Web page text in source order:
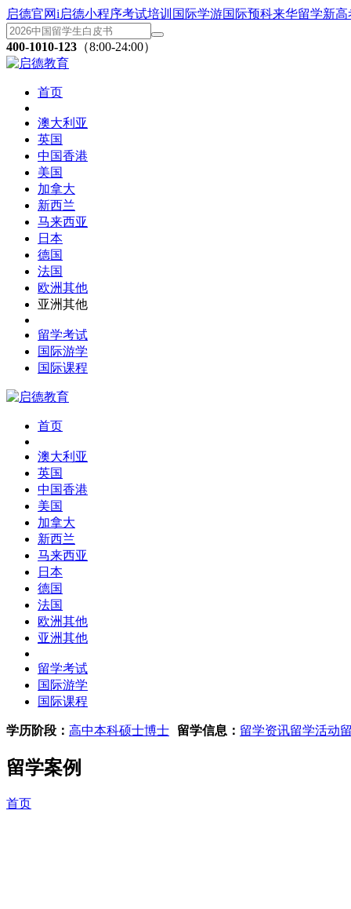
启德官网i启德小程序考试培训 国际学游国际预科来华留学新高
400-1010-123 （8:00-24:00）
首页
澳大利亚
英国
中国香港
美国
加拿大
新西兰
马来西亚
日本
德国
法国
欧洲其他
亚洲其他
留学考试
国际游学
国际课程
首页
澳大利亚
英国
中国香港
美国
加拿大
新西兰
马来西亚
日本
德国
法国
欧洲其他
亚洲其他
留学考试
国际游学
国际课程
学历阶段： 高中本科硕士博士 留学信息： 留学资讯留学活动
留学案例
首页